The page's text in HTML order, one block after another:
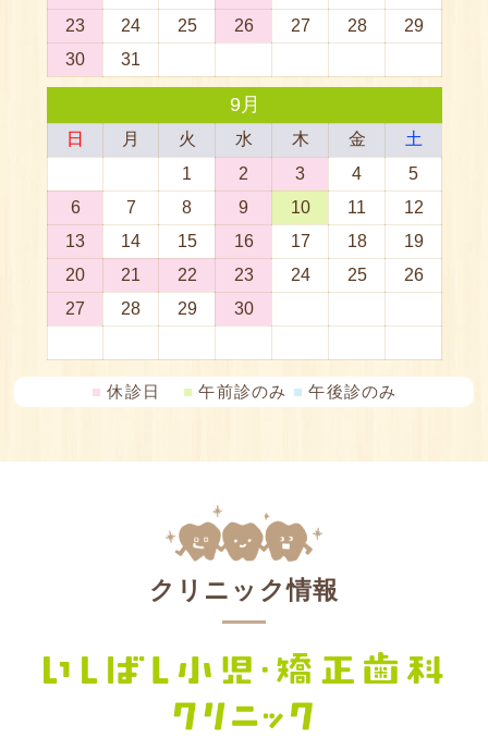
■ 休診日 ■ 午前診のみ ■ 午後診のみ
クリニック情報